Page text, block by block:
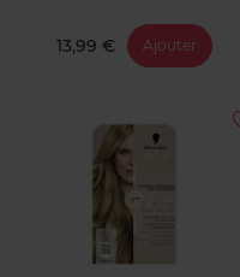
13,99 € Ajouter